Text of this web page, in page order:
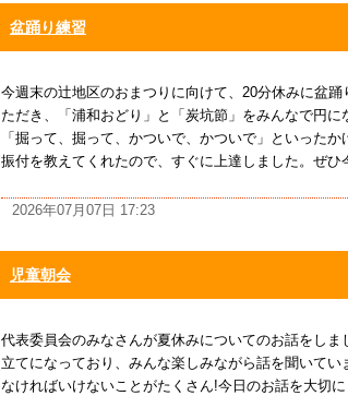
盆踊り練習
今週末の辻地区のおまつりに向けて、20分休みに盆
ただき、「浦和おどり」と「炭坑節」をみんなで円
「掘って、掘って、かついで、かついで」といった
振付を教えてくれたので、すぐに上達しました。ぜひ
2026年07月07日 17:23
児童朝会
代表委員会のみなさんが夏休みについてのお話をし
立てになっており、みんな楽しみながら話を聞いて
なければいけないことがたくさん!今日のお話を大切